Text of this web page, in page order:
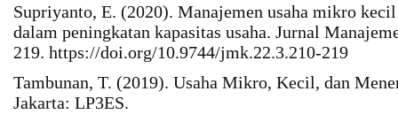
Supriyanto, E. (2020). Manajemen usaha mikro
dalam peningkatan kapasitas usaha. Jurnal
219. https://doi.org/10.9744/jmk.22.3.210-219
Tambunan, T. (2019). Usaha Mikro, Kecil, dan
Jakarta: LP3ES.